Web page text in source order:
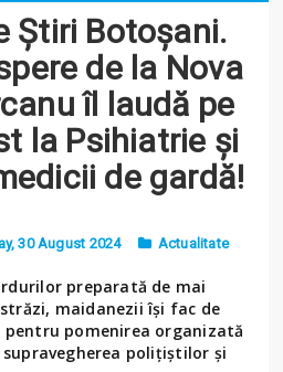
Știri Botoșani.
de la Nova
îl laudă pe
la Psihiatrie și
de gardă!
30 August 2024 Actualitate
preparată de mai
maidanezii își fac de
pentru pomenirea organizată
poliţiştilor şi